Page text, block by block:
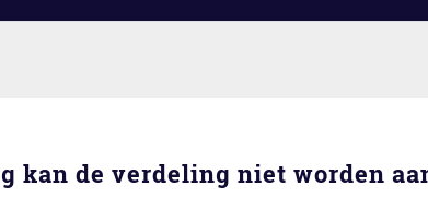
kan de verdeling niet worden